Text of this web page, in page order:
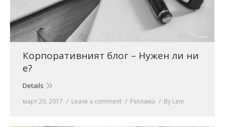
Корпоративният блог – Нужен ли ни
е?
Details
март 20, 2017 Leave a comment Реклама By Leni